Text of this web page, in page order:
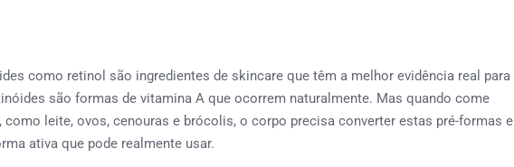
como retinol são ingredientes de skincare que têm a melhor evidência real para
são formas de vitamina A que ocorrem naturalmente. Mas quando come
leite, ovos, cenouras e brócolis, o corpo precisa converter estas pré-formas e
ativa que pode realmente usar.